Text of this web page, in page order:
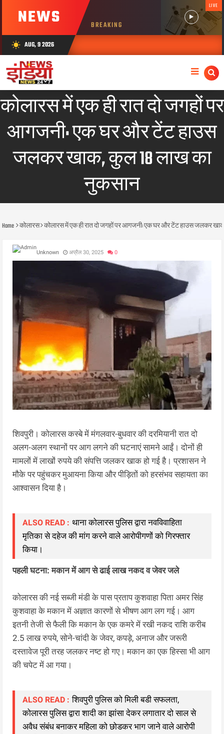
NEWS BREAKING
LIVE
wb_sunny AUG, 9 2026
कोलारस में एक ही रात दो जगहों पर
आगजनी: एक घर और टेंट हाउस
जलकर खाक, कुल 18 लाख का
नुकसान
Home कोलारस कोलारस में एक ही रात दो जगहों पर आगजनी: एक घर और टेंट हाउस जलकर
Unknown अप्रैल 30, 2025 0
शिवपुरी। कोलारस कस्बे में मंगलवार-बुधवार की दरमियानी रात दो
अलग-अलग स्थानों पर आग लगने की घटनाएं सामने आईं। दोनों ही
मामलों में लाखों रुपये की संपत्ति जलकर खाक हो गई है। प्रशासन ने
मौके पर पहुंचकर मुआयना किया और पीड़ितों को हरसंभव सहायता का
आश्वासन दिया है।
ALSO READ : थाना कोलारस पुलिस द्वारा नवविवाहिता
मृतिका से दहेज की मांग करने वाले आरोपीगणों को गिरफ्तार
किया।
पहली घटना: मकान में आग से ढाई लाख नकद व जेवर जले
कोलारस की नई सब्जी मंडी के पास प्रताप कुशवाहा पिता अमर सिंह
कुशवाहा के मकान में अज्ञात कारणों से भीषण आग लग गई। आग
इतनी तेजी से फैली कि मकान के एक कमरे में रखी नकद राशि करीब
2.5 लाख रुपये, सोने-चांदी के जेवर, कपड़े, अनाज और जरूरी
दस्तावेज पूरी तरह जलकर नष्ट हो गए। मकान का एक हिस्सा भी आग
की चपेट में आ गया।
ALSO READ : शिवपुरी पुलिस को मिली बडी सफलता,
कोलारस पुलिस द्वारा शादी का झांसा देकर लगातार दो साल से
अवैध संबंध बनाकर महिला को छोडकर भाग जाने वाले आरोपी